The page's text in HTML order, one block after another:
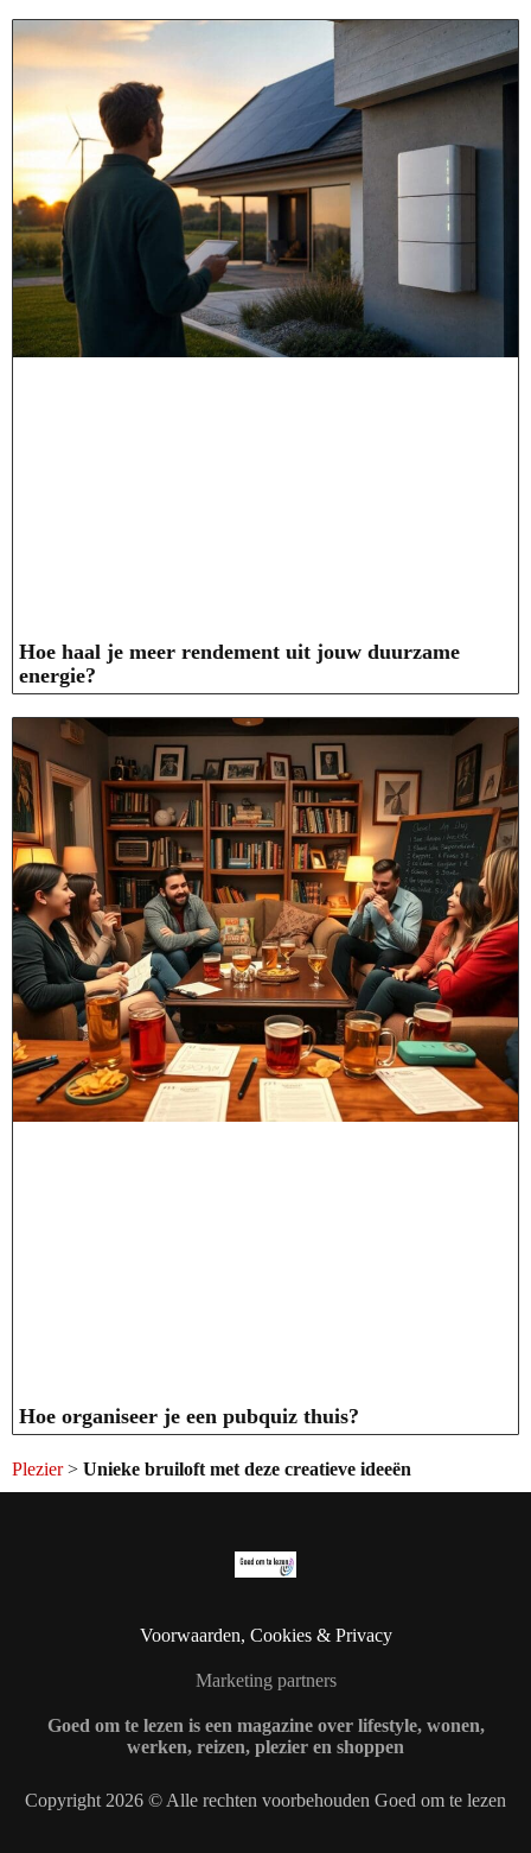
Hoe haal je meer rendement uit jouw duurzame
energie?
Hoe organiseer je een pubquiz thuis?
Plezier> Unieke bruiloft met deze creatieve ideeën
Voorwaarden, Cookies & Privacy
Marketing partners
Goed om te lezen is een magazine over lifestyle, wonen,
werken, reizen, plezier en shoppen
Copyright 2026 © Alle rechten voorbehouden Goed om te lezen